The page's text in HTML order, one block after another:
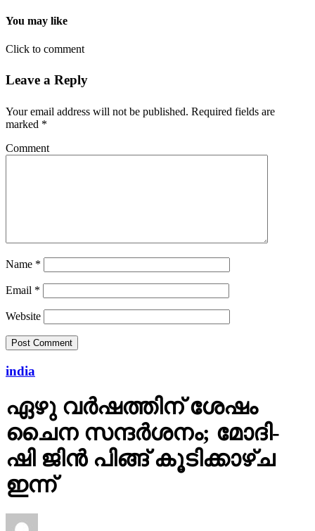
You may like
Click to comment
Leave a Reply
Your email address will not be published. Required fields are
marked *
Comment
Name *
Email *
Website
india
ഏഴു വർഷത്തിന് ശേഷം
ചൈന സന്ദർശനം; മോദി-
ഷി ജിൻ പിങ്ങ് കൂടിക്കാഴ്ച
ഇന്ന്